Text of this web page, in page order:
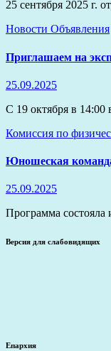
25 сентября 2025 г.
Новости Объявления
Приглашаем на
25.09.2025
С 19 октября в
Комиссия по
Юношеская
25.09.2025
Программа
Версия для слабовидящих
Епархия